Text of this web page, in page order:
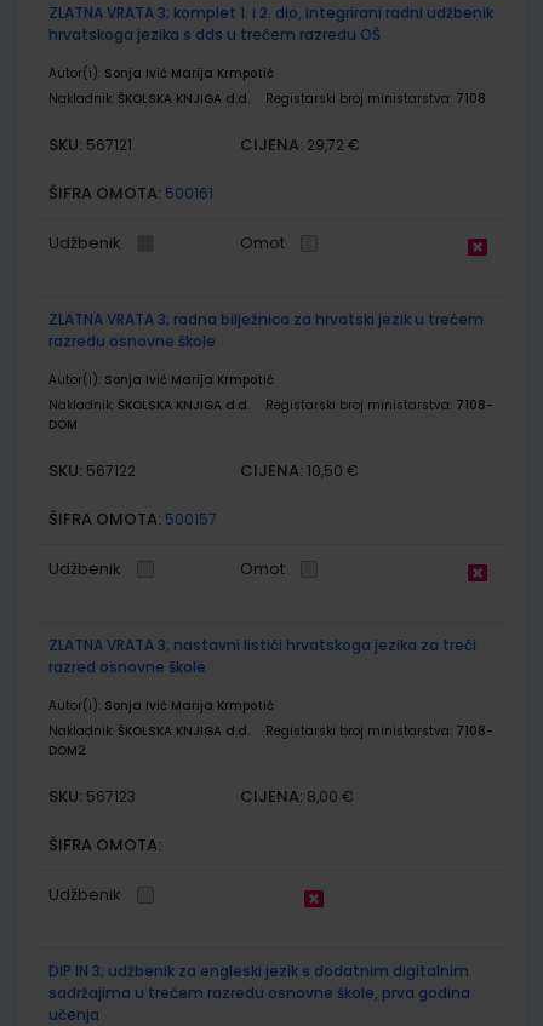
ZLATNA VRATA 3; komplet 1. i 2. dio, integrirani radni udžbenik
hrvatskoga jezika s dds u trećem razredu OŠ
Autor(i): Sonja Ivić Marija Krmpotić
Nakladnik: ŠKOLSKA KNJIGA d.d. Registarski broj ministarstva: 7108
SKU: 567121 CIJENA: 29,72 €
ŠIFRA OMOTA: 500161
Udžbenik Omot
ZLATNA VRATA 3; radna bilježnica za hrvatski jezik u trećem
razredu osnovne škole
Autor(i): Sonja Ivić Marija Krmpotić
Nakladnik: ŠKOLSKA KNJIGA d.d. Registarski broj ministarstva: 7108-
DOM
SKU: 567122 CIJENA: 10,50 €
ŠIFRA OMOTA: 500157
Udžbenik Omot
ZLATNA VRATA 3; nastavni listići hrvatskoga jezika za treći
razred osnovne škole
Autor(i): Sonja Ivić Marija Krmpotić
Nakladnik: ŠKOLSKA KNJIGA d.d. Registarski broj ministarstva: 7108-
DOM2
SKU: 567123 CIJENA: 8,00 €
ŠIFRA OMOTA:
Udžbenik
DIP IN 3; udžbenik za engleski jezik s dodatnim digitalnim
sadržajima u trećem razredu osnovne škole, prva godina
učenja